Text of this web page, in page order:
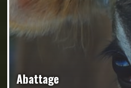
Abattage